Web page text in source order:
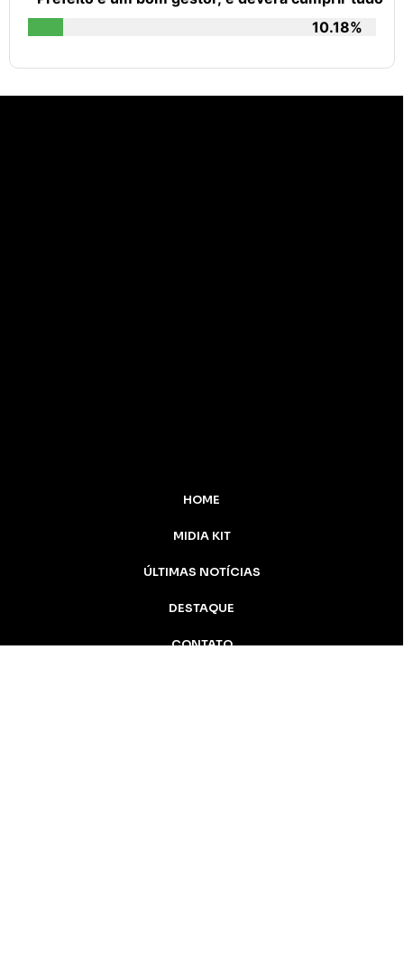
10.18%
HOME
MIDIA KIT
ÚLTIMAS NOTÍCIAS
DESTAQUE
CONTATO